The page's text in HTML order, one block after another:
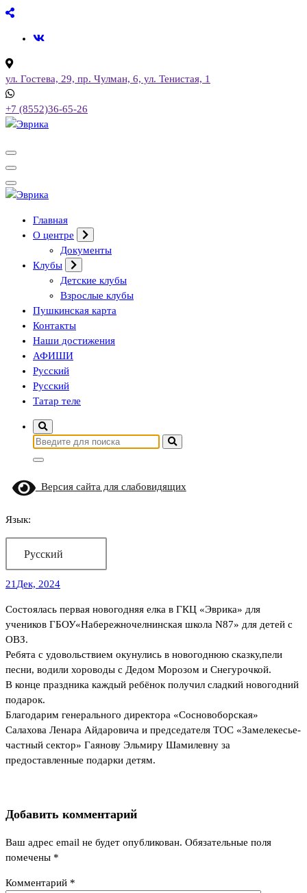
Перейти
содержимому
ул. Гостева, 29, пр. Чулман, 6, ул. Тенистая, 1
+7 (8552)36-65-26
Городской культурный центр, г. Набережные Челны
Городской культурный центр, г. Набережные Челны
Главная
О центре
Документы
Клубы
Детские клубы
Взрослые клубы
Пушкинская карта
Контакты
Наши достижения
АФИШИ
Русский
Русский
Татар теле
Найти:
Версия сайта для слабовидящих
Язык:
Русский
21 Дек, 2024
Состоялась первая новогодняя елка в ГКЦ «Эврика» для
учеников ГБОУ«Набережночелнинская школа N87» для детей с
ОВЗ.
Ребята с удовольствием окунулись в новогоднюю сказку,пели
песни, водили хороводы с Дедом Морозом и Снегурочкой.
В конце праздника каждый ребёнок получил сладкий новогодний
подарок.
Благодарим генерального директора «Сосновоборская»
Салахова Ленара Айдаровича и председателя ТОС «Замелекесье-
частный сектор» Гаянову Эльмиру Шамилевну за
предоставленные подарки детям.
Добавить комментарий
Ваш адрес email не будет опубликован. Обязательные поля
помечены *
Комментарий *